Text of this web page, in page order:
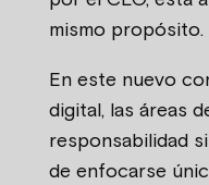
mismo propósito.
En este nuevo
digital, las áreas
responsabilidad
de enfocarse